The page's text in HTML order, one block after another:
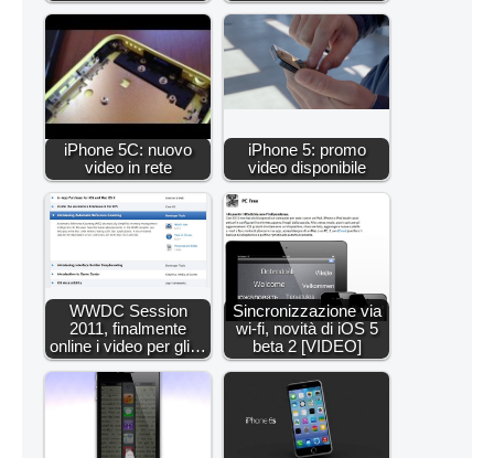
iPhone 5C: nuovo
video in rete
iPhone 5: promo
video disponibile
WWDC Session
2011, finalmente
online i video per gli…
Sincronizzazione via
wi-fi, novità di iOS 5
beta 2 [VIDEO]